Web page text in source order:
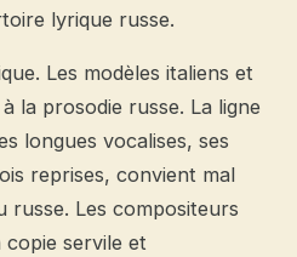
lyrique russe.
Les modèles italiens et
la prosodie russe. La ligne
longues vocalises, ses
reprises, convient mal
Les compositeurs
servile et